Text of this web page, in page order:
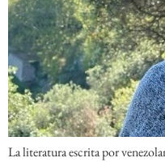
La literatura escrita por